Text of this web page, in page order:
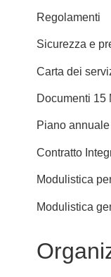
Regolamenti
Sicurezza e
Carta dei
Documenti 15
Piano
Contratto
Modulistica
Modulistica